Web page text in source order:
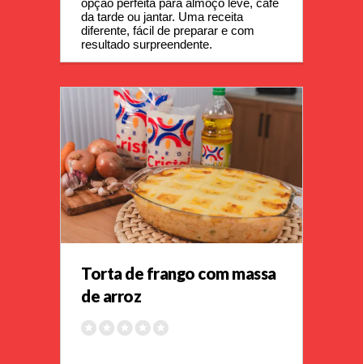
opção perfeita para almoço leve, café
da tarde ou jantar. Uma receita
diferente, fácil de preparar e com
resultado surpreendente.
Torta de frango com massa
de arroz